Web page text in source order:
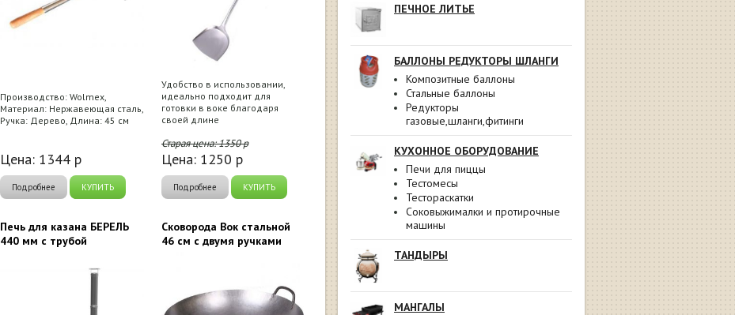
ПЕЧНОЕ ЛИТЬЕ
БАЛЛОНЫ РЕДУКТОРЫ ШЛАНГИ
Композитные баллоны
Стальные баллоны
Редукторы
газовые,шланги,фитинги
КУХОННОЕ ОБОРУДОВАНИЕ
Печи для пиццы
Тестомесы
Тестораскатки
Соковыжималки и протирочные
машины
ТАНДЫРЫ
МАНГАЛЫ
Производство: Wolmex,
Материал: Нержавеющая сталь,
Ручка: Дерево, Длина: 45 см
Цена: 1344 р
Подробнее КУПИТЬ
Удобство в использовании,
идеально подходит для
готовки в воке благодаря
своей длине
Старая цена:1350р
Цена: 1250 р
Подробнее КУПИТЬ
Печь для казана БЕРЕЛЬ
440 мм с трубой
Сковорода Вок стальной
46 см c двумя ручками